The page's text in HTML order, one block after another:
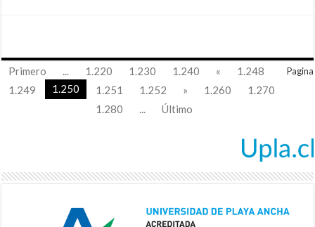
Pagina
Primero ... 1.220 1.230 1.240 «
1.248
1.249
1.250 1.251 1.252 » 1.260
1.270
1.280
... Último